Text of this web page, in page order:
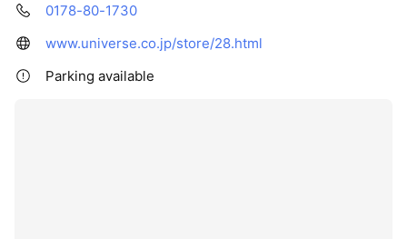
ず、最も多くの人々にとって、最も必要な店になることに
す。 そのために私たちユニバースは「お客様の一週間の消
費生活サイクルに欠かせない店」を作り続けていきます。
0178-80-1730
www.universe.co.jp/store/28.html
Parking available